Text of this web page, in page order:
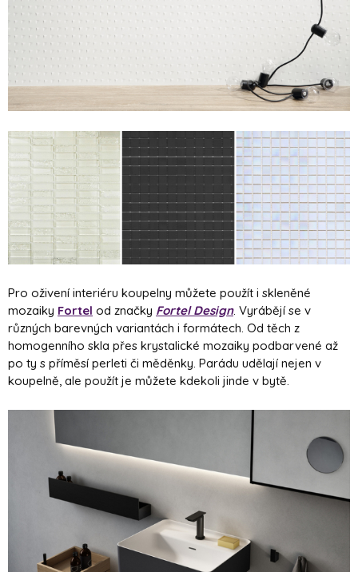
Pro oživení interiéru koupelny můžete použít i skleněné
mozaiky Fortel od značky Fortel Design. Vyrábějí se v
různých barevných variantách i formátech. Od těch z
homogenního skla přes krystalické mozaiky podbarvené až
po ty s příměsí perleti či měděnky. Parádu udělají nejen v
koupelně, ale použít je můžete kdekoli jinde v bytě.